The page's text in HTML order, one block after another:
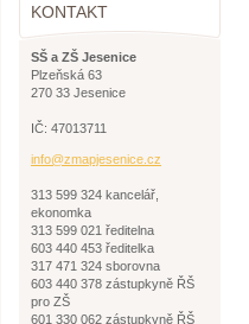
KONTAKT
SŠ a ZŠ Jesenice
Plzeňská 63
270 33 Jesenice
IČ: 47013711
info@zmapjesenice.cz
313 599 324 kancelář,
ekonomka
313 599 021 ředitelna
603 440 453 ředitelka
317 471 324 sborovna
603 440 378 zástupkyně ŘŠ
pro ZŠ
601 330 062 zástupkyně ŘŠ